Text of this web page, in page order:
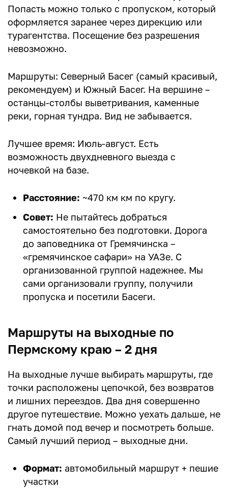
Попасть можно только с пропуском, который
оформляется заранее через дирекцию или
турагентства. Посещение без разрешения
невозможно.
Маршруты: Северный Басег (самый красивый,
рекомендуем) и Южный Басег. На вершине –
останцы-столбы выветривания, каменные
реки, горная тундра. Вид не забывается.
Лучшее время: Июль-август. Есть
возможность двухдневного выезда с
ночевкой на базе.
Расстояние: ~470 км км по кругу.
Совет: Не пытайтесь добраться
самостоятельно без подготовки. Дорога
до заповедника от Гремячинска –
«гремячинское сафари» на УАЗе. С
организованной группой надежнее. Мы
сами организовали группу, получили
пропуска и посетили Басеги.
Маршруты на выходные по
Пермскому краю – 2 дня
На выходные лучше выбирать маршруты, где
точки расположены цепочкой, без возвратов
и лишних переездов. Два дня совершенно
другое путешествие. Можно уехать дальше, не
гнать домой под вечер и посмотреть больше.
Самый лучший период – выходные дни.
Формат: автомобильный маршрут + пешие
участки